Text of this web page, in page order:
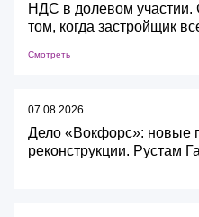
НДС в долевом участии.
том, когда застройщик
Смотреть
07.08.2026
Дело «Вокфорс»: новые
реконструкции. Рустам